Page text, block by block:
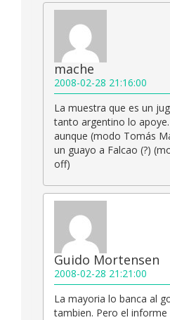
mache
2008-02-28 21:16:00
La muestra que es un
tanto argentino lo
aunque (modo Tomás
un guayo a Falcao (?)
off)
Guido Mortensen
2008-02-28 21:21:00
La mayoria lo banca al
tambien. Pero el